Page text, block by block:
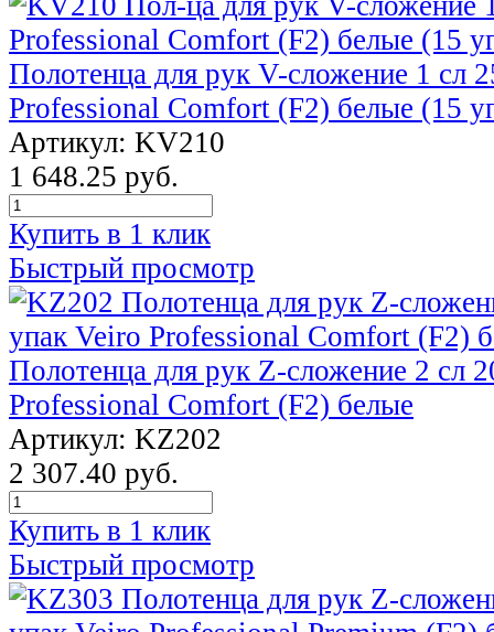
Полотенца для рук V-сложение 1 сл
Professional Comfort (F2) белые (15
Артикул: KV210
1 648.25 руб.
Купить в 1 клик
Быстрый просмотр
Полотенца для рук Z-сложение 2 сл
Professional Comfort (F2) белые
Артикул: KZ202
2 307.40 руб.
Купить в 1 клик
Быстрый просмотр